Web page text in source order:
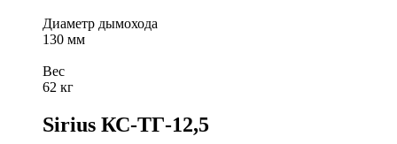
Диаметр дымохода
130 мм
Вес
62 кг
Sirius КС-ТГ-12,5